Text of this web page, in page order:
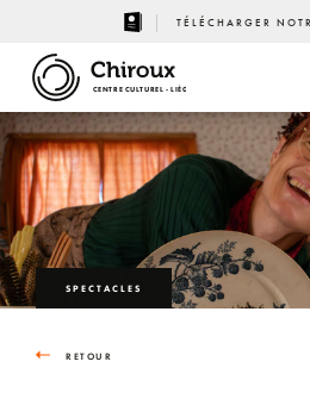
TÉLÉCHARGER
CENTRE CULTUREL - LIÈGE
SPECTACLES
RETOUR